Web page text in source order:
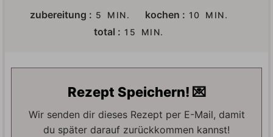
zubereitung : 5 M
N
T
N
MIN. kochen : 10 M
T
N
MIN.
total : 15 M
U
E
N
MIN.
Rezept Speichern! 💌
Wir senden dir dieses Rezept per E-Mail, damit
du später darauf zurückkommen kannst!